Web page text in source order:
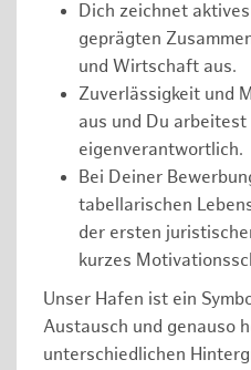
Dich zeichnet
geprägten
und Wirtschaft aus.
Zuverlässigkeit und
aus und Du
eigenverantwortlich.
Bei Deiner
tabellarischen
der ersten
kurzes
Unser Hafen ist ein
Austausch und genauso
unterschiedlichen